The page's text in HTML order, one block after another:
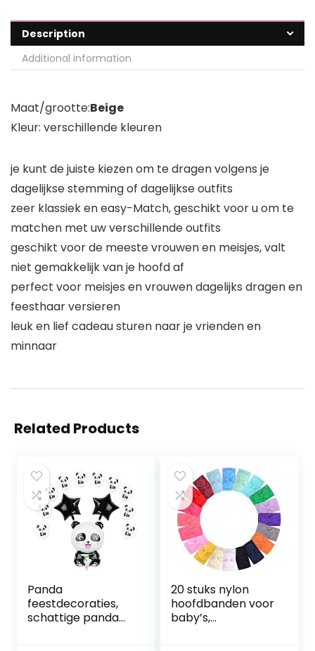
Description
Additional information
Maat/grootte:Beige
Kleur: verschillende kleuren
je kunt de juiste kiezen om te dragen volgens je
dagelijkse stemming of dagelijkse outfits
zeer klassiek en easy-Match, geschikt voor u om te
matchen met uw verschillende outfits
geschikt voor de meeste vrouwen en meisjes, valt
niet gemakkelijk van je hoofd af
perfect voor meisjes en vrouwen dagelijks dragen en
feesthaar versieren
leuk en lief cadeau sturen naar je vrienden en
minnaar
Related Products
Panda
feestdecoraties,
schattige panda
20 stuks nylon
hoofdbanden voor
baby’s,